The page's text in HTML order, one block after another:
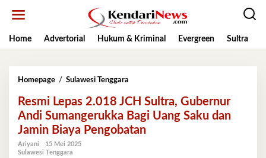
Home
Advertorial Hukum & Kriminal Evergreen Sultra
Homepage / Sulawesi Tenggara
2.018
JCH
Sultra,
Gubernur
Resmi Lepas 2.018 JCH Sultra, Gubernur
Andi Sumangerukka Bagi Uang Saku dan
Jamin Biaya Pengobatan
Ariyani
15 Mei 2025
Sulawesi Tenggara